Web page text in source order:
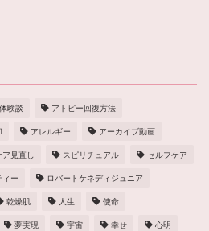
験談 アトピー回復方法
アレルギー アーカイブ動画
見直し スピリチュアル セルフケア
ィー ロバートケネディジュニア
乾燥肌 人生 使命
夢実現 宇宙 幸せ 心明